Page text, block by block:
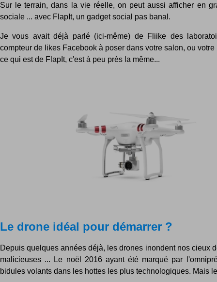
Sur le terrain, dans la vie réelle, on peut aussi afficher en
sociale ... avec FlapIt, un gadget social pas banal.
Je vous avait déjà parlé (ici-même) de Fliike des
compteur de likes Facebook à poser dans votre salon, ou
ce qui est de FlapIt, c'est à peu près la même...
Le drone idéal pour démarrer ?
Depuis quelques années déjà, les drones inondent nos cieux
malicieuses ... Le noël 2016 ayant été marqué par
bidules volants dans les hottes les plus technologiques. Mais